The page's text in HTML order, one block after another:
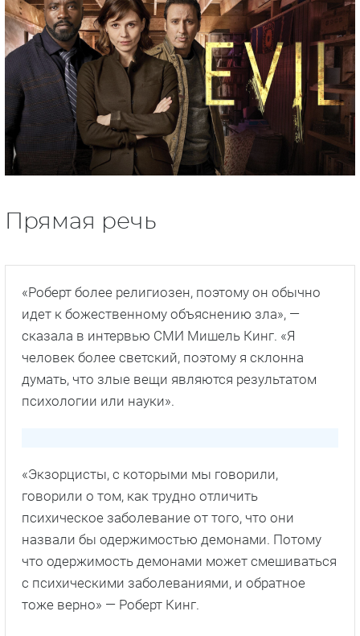
Прямая речь
«Роберт более религиозен, поэтому он обычно
идет к божественному объяснению зла», —
сказала в интервью СМИ Мишель Кинг. «Я
человек более светский, поэтому я склонна
думать, что злые вещи являются результатом
психологии или науки».
«Экзорцисты, с которыми мы говорили,
говорили о том, как трудно отличить
психическое заболевание от того, что они
назвали бы одержимостью демонами. Потому
что одержимость демонами может смешиваться
с психическими заболеваниями, и обратное
тоже верно» — Роберт Кинг.